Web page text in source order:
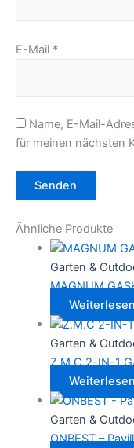
E-Mail *
Name, E-Mail-
für meinen nächsten
Ähnliche Produkte
Garten &
MAGNUM
Weiterlesen
Garten &
Z.M.C 2-IN-1
Weiterlesen
Garten &
ONBEST –